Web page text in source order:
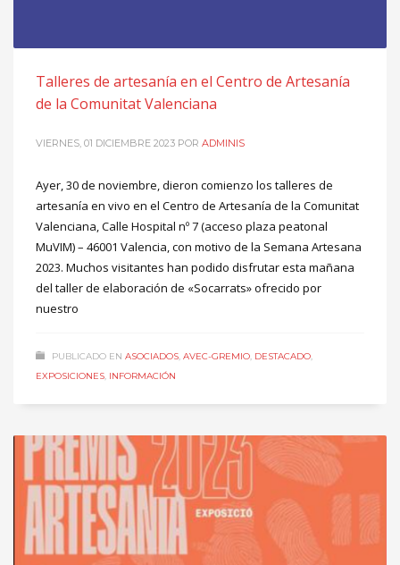
Talleres de artesanía en el Centro de Artesanía
de la Comunitat Valenciana
VIERNES, 01 DICIEMBRE 2023 POR ADMINIS
Ayer, 30 de noviembre, dieron comienzo los talleres de
artesanía en vivo en el Centro de Artesanía de la Comunitat
Valenciana, Calle Hospital nº 7 (acceso plaza peatonal
MuVIM) – 46001 Valencia, con motivo de la Semana Artesana
2023. Muchos visitantes han podido disfrutar esta mañana
del taller de elaboración de «Socarrats» ofrecido por
nuestro
PUBLICADO EN ASOCIADOS, AVEC-GREMIO, DESTACADO,
EXPOSICIONES, INFORMACIÓN